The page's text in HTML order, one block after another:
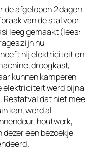
de afgelopen 2 dagen
van de stal voor
leeg gemaakt (lees:
zijn nu
hij elektriciteit en
droogkast,
kunnen kamperen
elektriciteit werd bijna
Restafval dat niet mee
kan, werd al
houtwerk,
dezer een bezoekje